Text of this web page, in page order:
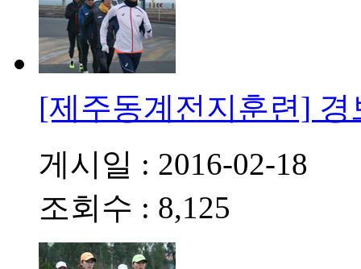
[제주동계전지훈련] 경
게시일 : 2016-02-18
조회수 : 8,125